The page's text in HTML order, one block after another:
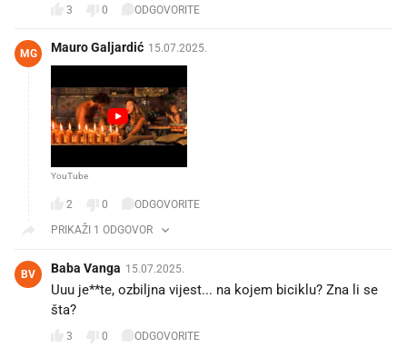
3 0 ODGOVORITE
MG Mauro Galjardić 15.07.2025.
YouTube
2 0
ODGOVORITE
PRIKAŽI 1 ODGOVOR
BV Baba Vanga 15.07.2025.
Uuu je**te, ozbiljna vijest... na kojem biciklu? Zna li se
šta?
3 0 ODGOVORITE